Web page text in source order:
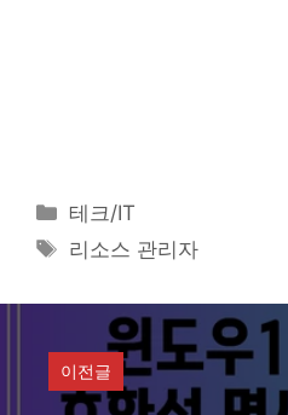
카
테
리
테크/IT
태
리소스 관리자
이전글